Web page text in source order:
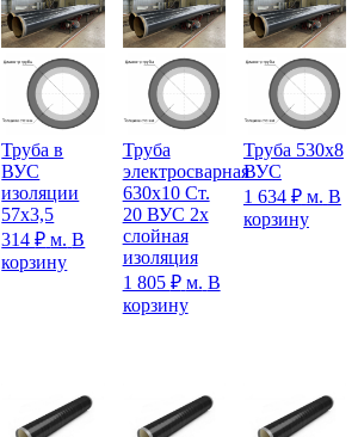
Труба в
ВУС
изоляции
57х3,5
314₽ м. В
корзину
Труба
электросварная
630х10 Ст.
20 ВУС 2х
слойная
изоляция
1 805 ₽ м. В
корзину
Труба 530х8
ВУС
1 634 ₽ м. В
корзину